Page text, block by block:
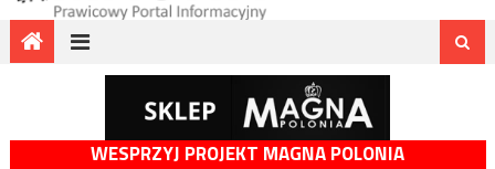
WESPRZYJ PROJEKT MAGNA POLONIA